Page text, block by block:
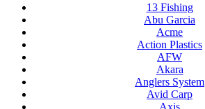
13 Fishing
Abu Garcia
Acme
Action Plastics
AFW
Akara
Anglers System
Avid Carp
Axis